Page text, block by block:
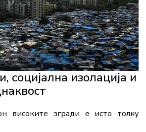
социјална изолација и
високите згради е исто толку